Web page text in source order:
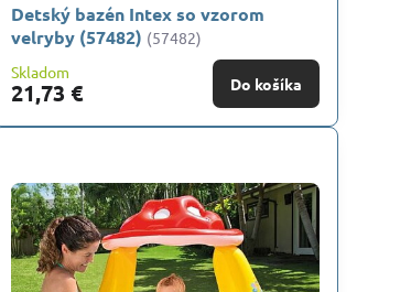
Detský bazén Intex so vzorom
velryby (57482) (57482)
Skladom
21,73 € Do košíka